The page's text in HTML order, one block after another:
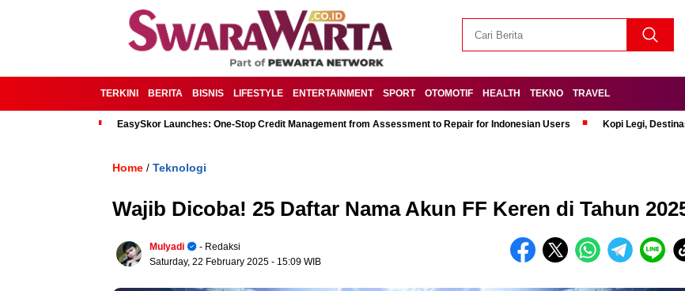
TERKINI BERITA BISNIS LIFESTYLE ENTERTAINMENT SPORT OTOMOTIF HEALTH TEKNO TRAVEL
EasySkor Launches: One-Stop Credit Management from Assessment to Repair for Indonesian Users Kopi Legi,
Home / Teknologi
Wajib Dicoba! 25 Daftar Nama Akun FF Keren di Tahun
Mulyadi
- Redaksi
Saturday, 22 February 2025 - 15:09 WIB